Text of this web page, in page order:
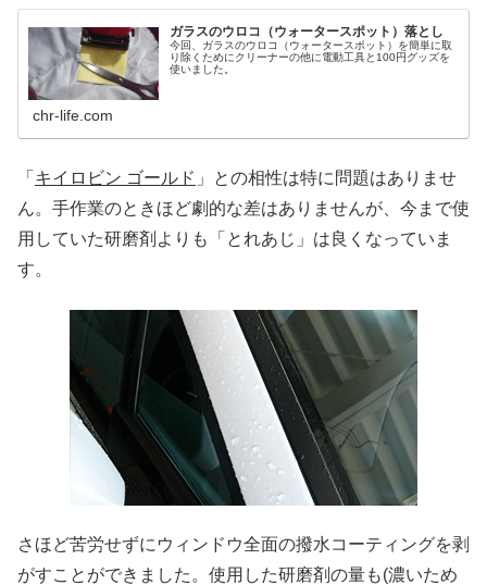
ガラスのウロコ（ウォータースポット）落とし
今回、ガラスのウロコ（ウォータースポット）を簡単に取
り除くためにクリーナーの他に電動工具と100円グッズを
使いました。
chr-life.com
「 キイロビン ゴールド 」との相性は特に問題はありませ
ん。手作業のときほど劇的な差はありませんが、今まで使
用していた研磨剤よりも「とれあじ」は良くなっていま
す。
さほど苦労せずにウィンドウ全面の撥水コーティングを剥
がすことができました。使用した研磨剤の量も(濃いため